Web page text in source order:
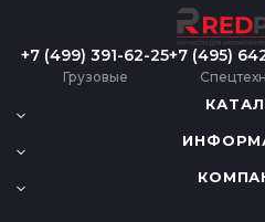
+7 (499) 391-62-25
Грузовые
+7 (495)